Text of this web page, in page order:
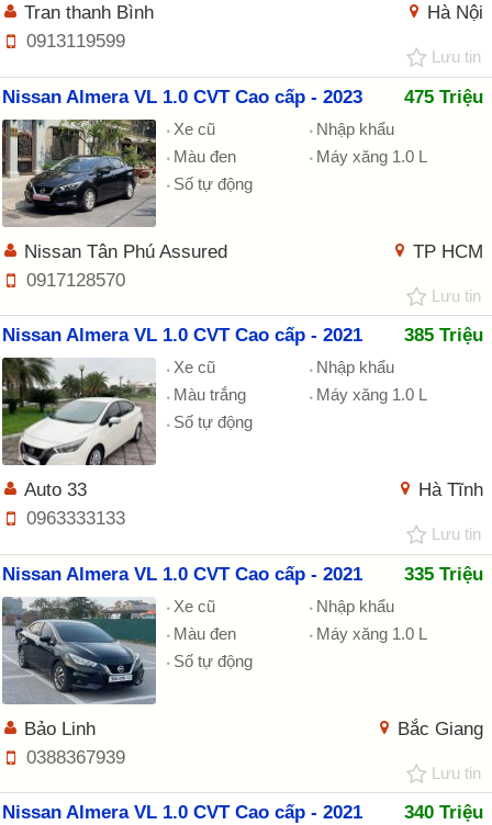
Hà Nội
Tran thanh Bình
0913119599
Lưu tin
Nissan Almera VL 1.0 CVT Cao cấp - 2023 475 Triệu
Xe cũ
Nhập khẩu
Màu đen
Máy xăng 1.0 L
Số tự động
TP HCM
Nissan Tân Phú Assured
0917128570
Lưu tin
Nissan Almera VL 1.0 CVT Cao cấp - 2021 385 Triệu
Xe cũ
Nhập khẩu
Màu trắng
Máy xăng 1.0 L
Số tự động
Hà Tĩnh
Auto 33
0963333133
Lưu tin
Nissan Almera VL 1.0 CVT Cao cấp - 2021 335 Triệu
Xe cũ
Nhập khẩu
Màu đen
Máy xăng 1.0 L
Số tự động
Bắc Giang
Bảo Linh
0388367939
Lưu tin
Nissan Almera VL 1.0 CVT Cao cấp - 2021 340 Triệu